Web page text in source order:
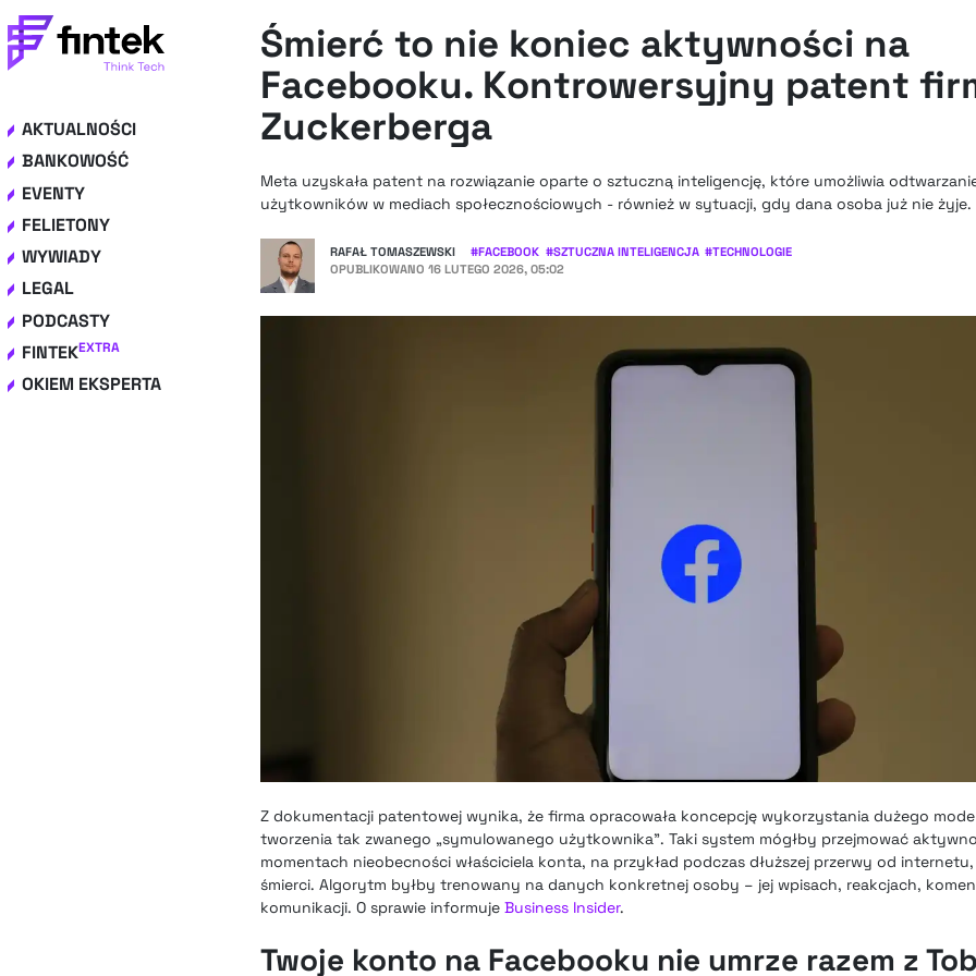
AKTUALNOŚCI
BANKOWOŚĆ
EVENTY
FELIETONY
WYWIADY
LEGAL
PODCASTY
FINTEKEXTRA
OKIEM EKSPERTA
Śmierć to nie koniec aktywności na
Facebooku. Kontrowersyjny patent
Zuckerberga
Meta uzyskała patent na rozwiązanie oparte o sztuczną inteligencję, które umożliwia
użytkowników w mediach społecznościowych - również w sytuacji, gdy dana osoba już nie żyje.
RAFAŁ TOMASZEWSKI #FACEBOOK #SZTUCZNA INTELIGENCJA #TECHNOLOGIE
OPUBLIKOWANO 16 LUTEGO 2026, 05:02
Z dokumentacji patentowej wynika, że firma opracowała koncepcję wykorzystania dużego
tworzenia tak zwanego „symulowanego użytkownika”. Taki system mógłby przejmować
momentach nieobecności właściciela konta, na przykład podczas dłuższej przerwy od
śmierci. Algorytm byłby trenowany na danych konkretnej osoby – jej wpisach, reakcjach,
komunikacji. O sprawie informuje Business Insider.
Twoje konto na Facebooku nie umrze razem z